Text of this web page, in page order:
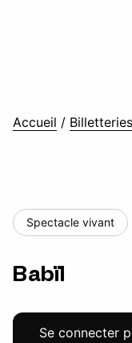
Accueil / Billetteries
Spectacle vivant
Babïl
Se connecter